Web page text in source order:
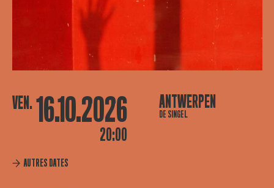
VEN. 16.10.2026
20:00
ANTWERPEN
DE SINGEL
AUTRES DATES